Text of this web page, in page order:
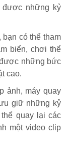
được những kỷ
bạn có thể tham
biển, chơi thể
những bức
cao.
ảnh, máy quay
giữ những kỷ
quay lại các
một video clip